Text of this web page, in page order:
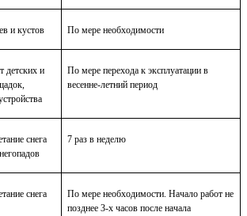
и кустов По мере необходимости
детских и
По мере перехода к эксплуатации в
весенне-летний период
снега
7 раз в неделю
снега
По мере необходимости. Начало работ не
позднее 3-х часов после начала